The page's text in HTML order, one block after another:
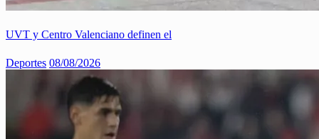
UVT y Centro Valenciano definen el
Deportes 08/08/2026